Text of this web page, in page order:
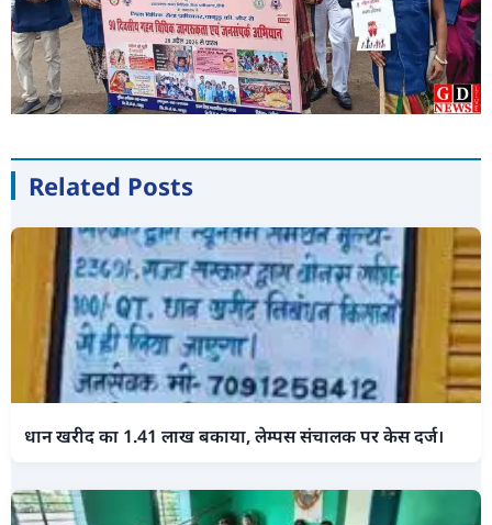
Related Posts
धान खरीद का 1.41 लाख बकाया, लेम्पस संचालक पर केस दर्ज।